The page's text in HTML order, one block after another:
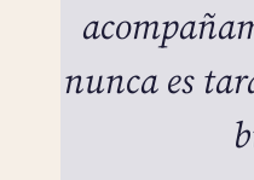
nunca es